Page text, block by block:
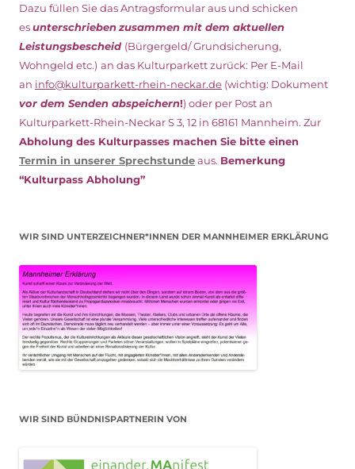
Dazu füllen Sie das Antragsformular aus und schicken
esunterschriebenzusammen mit dem aktuellen
Leistungsbescheid (Bürgergeld/ Grundsicherung,
Wohngeld etc.) an das Kulturparkett zurück: Per E-Mail
an info@kulturparkett-rhein-neckar.de (wichtig: Dokument
vor dem Senden abspeichern!) oder per Post an
Kulturparkett-Rhein-Neckar S 3, 12 in 68161 Mannheim. Zur
Abholung des Kulturpasses machen Sie bitte einen
Termin in unserer Sprechstundeaus. Bemerkung
“Kulturpass Abholung”
WIR SIND UNTERZEICHNER*INNEN DER MANNHEIMER ERKLÄRUNG
WIR SIND BÜNDNISPARTNERIN VON